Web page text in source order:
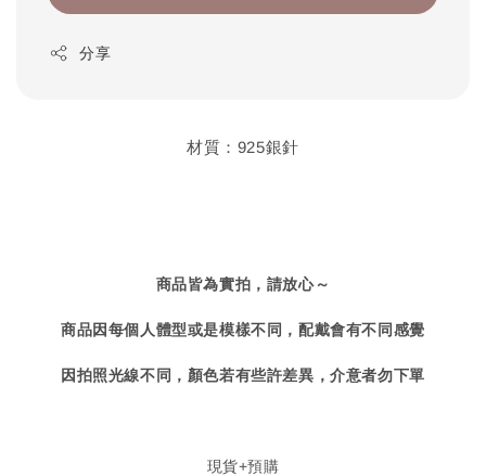
分享
材質：925銀針
商品皆為實拍，請放心～
商品因每個人體型或是模樣不同，配戴會有不同感覺
因拍照光線不同，顏色若有些許差異，介意者勿下單
現貨+預購